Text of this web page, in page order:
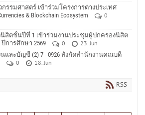
รมศาสตร์ เข้าร่วมโครงการต่างประเทศ
& Blockchain Ecosystem
0
สิตชั้นปีที่ 1 เข้าร่วมงานประชุมผู้ปกครองนิสิต
การศึกษา 2569
0
23. Jun
และบัญชี (2) 7 - 0926 สังกัดสำนักงานคณบดี
0 18. Jun
RSS